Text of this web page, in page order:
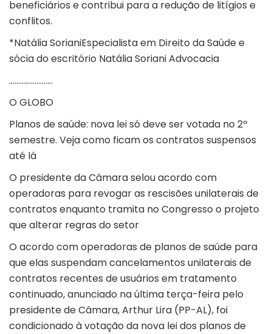
beneficiários e contribui para a redução de litígios e
conflitos.
*Natália SorianiEspecialista em Direito da Saúde e
sócia do escritório Natália Soriani Advocacia
……………………
O GLOBO
Planos de saúde: nova lei só deve ser votada no 2º
semestre. Veja como ficam os contratos suspensos
até lá
O presidente da Câmara selou acordo com
operadoras para revogar as rescisões unilaterais de
contratos enquanto tramita no Congresso o projeto
que alterar regras do setor
O acordo com operadoras de planos de saúde para
que elas suspendam cancelamentos unilaterais de
contratos recentes de usuários em tratamento
continuado, anunciado na última terça-feira pelo
presidente de Câmara, Arthur Lira (PP-AL), foi
condicionado à votação da nova lei dos planos de